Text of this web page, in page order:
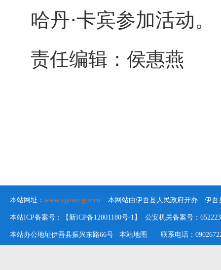
哈丹·卡宾参加活动。
责任编辑：侯惠燕
本站网址： www.xjyiwu.gov.cn 本网站由伊吾县人民政府开办 伊吾
本站ICP备案号：【新ICP备12001180号-1】 公安机关备案号：
本站办公地址伊吾县振兴东路66号 本站地图 联系电话：